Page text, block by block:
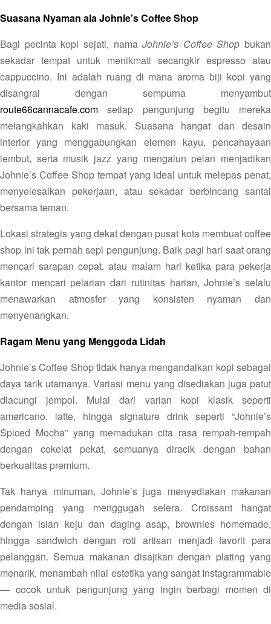
Suasana Nyaman ala Johnie’s Coffee Shop
Bagi pecinta kopi sejati, namaJohnie’s Coffee Shop bukan
sekadar tempat untuk menikmati secangkir espresso atau
cappuccino. Ini adalah ruang di mana aroma biji kopi yang
disangrai dengan sempurna menyambut
route66cannacafe.com setiap pengunjung begitu mereka
melangkahkan kaki masuk. Suasana hangat dan desain
interior yang menggabungkan elemen kayu, pencahayaan
lembut, serta musik jazz yang mengalun pelan menjadikan
Johnie’s Coffee Shop tempat yang ideal untuk melepas penat,
menyelesaikan pekerjaan, atau sekadar berbincang santai
bersama teman.
Lokasi strategis yang dekat dengan pusat kota membuat coffee
shop ini tak pernah sepi pengunjung. Baik pagi hari saat orang
mencari sarapan cepat, atau malam hari ketika para pekerja
kantor mencari pelarian dari rutinitas harian, Johnie’s selalu
menawarkan atmosfer yang konsisten nyaman dan
menyenangkan.
Ragam Menu yang Menggoda Lidah
Johnie’s Coffee Shop tidak hanya mengandalkan kopi sebagai
daya tarik utamanya. Variasi menu yang disediakan juga patut
diacungi jempol. Mulai dari varian kopi klasik seperti
americano, latte, hingga signature drink seperti “Johnie’s
Spiced Mocha” yang memadukan cita rasa rempah-rempah
dengan cokelat pekat, semuanya diracik dengan bahan
berkualitas premium.
Tak hanya minuman, Johnie’s juga menyediakan makanan
pendamping yang menggugah selera. Croissant hangat
dengan isian keju dan daging asap, brownies homemade,
hingga sandwich dengan roti artisan menjadi favorit para
pelanggan. Semua makanan disajikan dengan plating yang
menarik, menambah nilai estetika yang sangat Instagrammable
— cocok untuk pengunjung yang ingin berbagi momen di
media sosial.